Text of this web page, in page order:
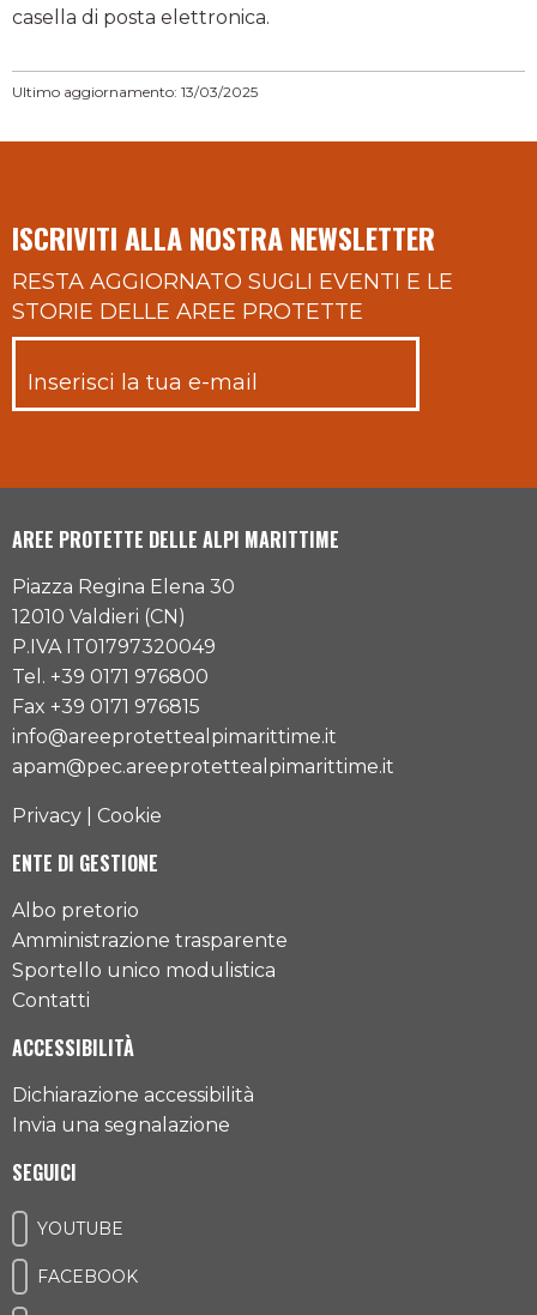
casella di posta elettronica.
Ultimo aggiornamento: 13/03/2025
ISCRIVITI ALLA NOSTRA NEWSLETTER
RESTA AGGIORNATO SUGLI EVENTI E LE
STORIE DELLE AREE PROTETTE
AREE PROTETTE DELLE ALPI MARITTIME
Piazza Regina Elena 30
12010 Valdieri (CN)
P.IVA IT01797320049
Tel. +39 0171 976800
Fax +39 0171 976815
info@areeprotettealpimarittime.it
apam@pec.areeprotettealpimarittime.it
Privacy Cookie
ENTE DI GESTIONE
Albo pretorio
Amministrazione trasparente
Sportello unico modulistica
Contatti
ACCESSIBILITÀ
Dichiarazione accessibilità
Invia una segnalazione
SEGUICI
YOUTUBE
FACEBOOK